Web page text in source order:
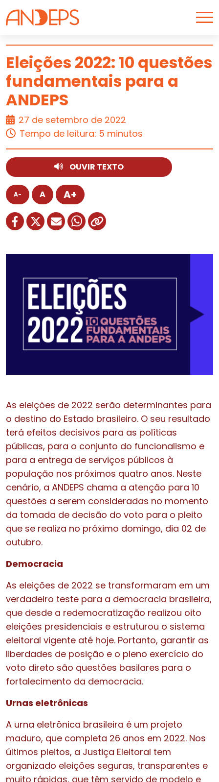
Skip to content
ARTIGO
Eleições 2022: 10 questões
fundamentais para a
ANDEPS
27 de setembro de 2022
Tempo de leitura: 5 minutos
OUVIR TEXTO
A- A A+
As eleições de 2022 serão determinantes para
o destino do Estado brasileiro. O seu resultado
terá efeitos decisivos para as políticas
públicas, para o conjunto do funcionalismo e
para a entrega de serviços públicos à
população nos próximos quatro anos. Neste
cenário, a ANDEPS chama a atenção para 10
questões a serem consideradas no momento
da tomada de decisão do voto para o pleito
que se realiza no próximo domingo, dia 02 de
outubro.
Democracia
As eleições de 2022 se transformaram em um
verdadeiro teste para a democracia brasileira,
que desde a redemocratização realizou oito
eleições presidenciais e estruturou o sistema
eleitoral vigente até hoje. Portanto, garantir as
liberdades de posição e o pleno exercício do
voto direto são questões basilares para o
fortalecimento da democracia.
Urnas eletrônicas
A urna eletrônica brasileira é um projeto
maduro, que completa 26 anos em 2022. Nos
últimos pleitos, a Justiça Eleitoral tem
organizado eleições seguras, transparentes e
muito rápidas, que têm servido de modelo e